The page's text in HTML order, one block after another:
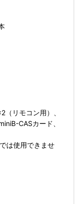
（リモコン用）、
CASカード、
は使用できませ